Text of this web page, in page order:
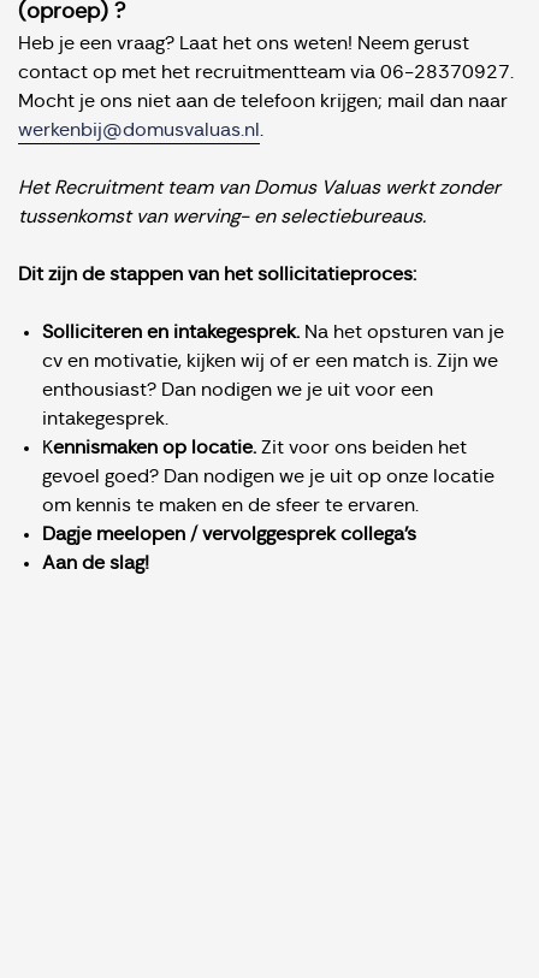
(oproep) ?
Heb je een vraag? Laat het ons weten! Neem gerust
contact op met het recruitmentteam via 06-28370927.
Mocht je ons niet aan de telefoon krijgen; mail dan naar
werkenbij@domusvaluas.n
Het Recruitment team van Domus Valuas werkt zonder
tussenkomst van werving- en selectiebureaus.
Dit zijn de stappen van het sollicitatieproces:
Solliciteren en intakegesprek. Na het opsturen van je
cv en motivatie, kijken wij of er een match is. Zijn we
enthousiast? Dan nodigen we je uit voor een
intakegesprek.
Kennismaken op locatie. Zit voor ons beiden het
gevoel goed? Dan nodigen we je uit op onze locatie
om kennis te maken en de sfeer te ervaren.
Dagje meelopen / vervolggesprek collega's
Aan de slag!